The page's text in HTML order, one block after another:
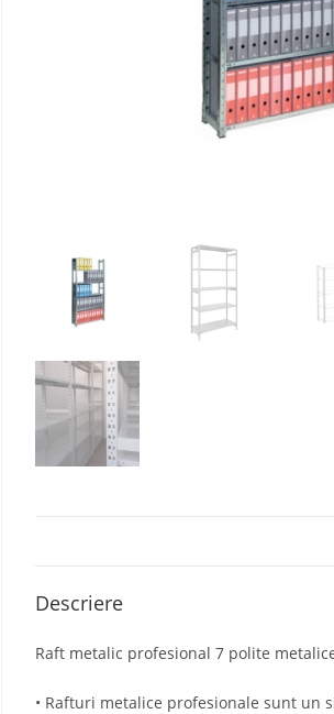
Descriere
Raft metalic profesional 7 polite
• Rafturi metalice profesionale sunt un